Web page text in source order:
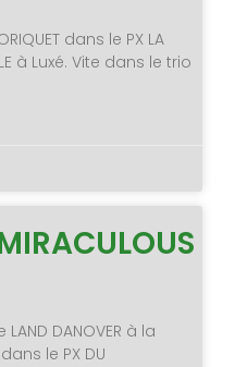
dans le PX LA
à Luxé. Vite dans le trio
DANOVER à la
le PX DU